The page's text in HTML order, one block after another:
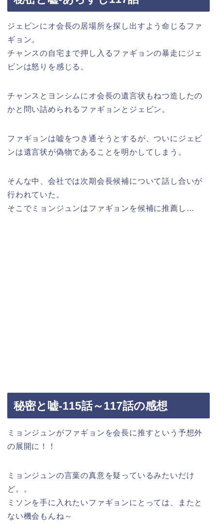
ジェビンにオ会長の居場所を探し出すよう命じるファ
ギョン。
チャンスの自宅まで押し入るファギョンの暴走にジェ
ビンは怒りを感じる。
チャンスとヨンシムにオ会長の遺言状もねつ造したの
かと問い詰められるファギョンとジェビン。
ファギョンは嘘をつき通そうとするが、ついにジェビ
ンは遺言状が偽物であることを明かしてしまう。
そんな中、会社では次期会長候補について話し合いが
行われていた。
そこでミョンジュンはファギョンを候補に推薦し…
秘密と嘘-115話～117話の感想
ミョンジュンがファギョンを会長に推すという予想外
の展開に！！
ミョンジュンの言葉の真意を疑っているみたいだけ
ど。。
ミソンを手に入れたいファギョンにとっては、またと
ない機会もんね～